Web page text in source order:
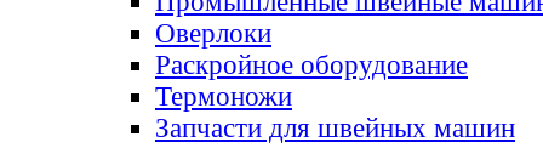
Оверлоки
Раскройное оборудование
Термоножи
Запчасти для швейных машин